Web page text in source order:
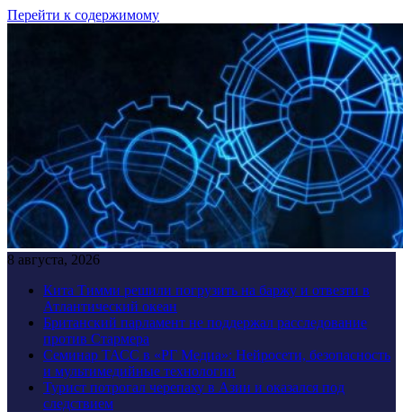
Перейти к содержимому
8 августа, 2026
Кита Тимми решили погрузить на баржу и отвезти в
Атлантический океан
Британский парламент не поддержал расследование
против Стармера
Семинар ТАСС в «РГ Медиа»: Нейросети, безопасность
и мультимедийные технологии
Турист потрогал черепаху в Азии и оказался под
следствием